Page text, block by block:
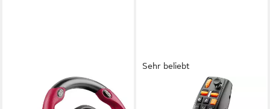
SPEEDLINK
TRAILBLAZER Racing Wheel
Sehr beliebt
THRUSTMASTER
SimTask FarmStick Joystick